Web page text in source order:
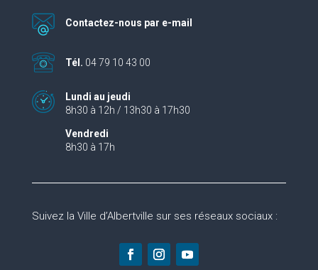
Contactez-nous par e-mail
Tél. 04 79 10 43 00
Lundi au jeudi
8h30 à 12h / 13h30 à 17h30
Vendredi
8h30 à 17h
Suivez la Ville d’Albertville sur ses réseaux sociaux :